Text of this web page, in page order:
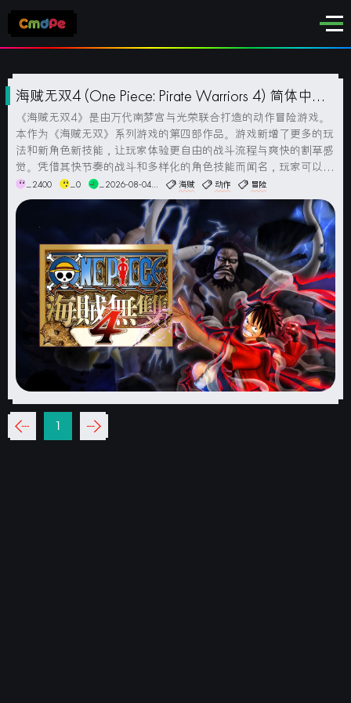
海贼无双4 (One Piece: Pirate Warriors 4) 简体中文
版
《海贼无双4》是由万代南梦宫与光荣联合打造的动作冒险游戏。
本作为《海贼无双》系列游戏的第四部作品。游戏新增了更多的玩
法和新角色新技能，让玩家体验更自由的战斗流程与爽快的割草感
觉。凭借其快节奏的战斗和多样化的角色技能而闻名，玩家可以进
行连招、特殊绝技和合体技来击败大量的敌人。游戏中还包含了丰
富的剧情模式和任务，玩家可以沿着原著故事线进行冒险，探索新
的岛屿和战斗...
_2400 _0 _2026-08-04... 海贼 动作 冒险
‹‹ 1 ››